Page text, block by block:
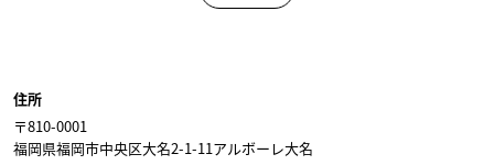
住所
〒810-0001
福岡県福岡市中央区大名2-1-11アルボーレ大名